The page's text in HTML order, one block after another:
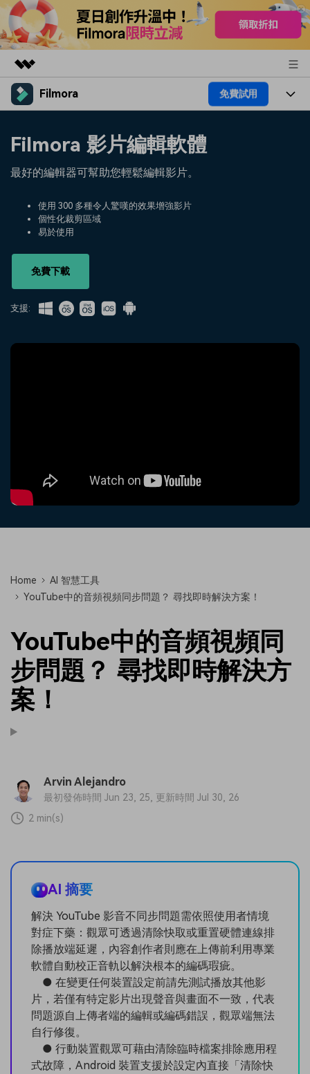
精選產品
實用工具
解決方案
商店
Filmora 免費試用
音訊
熱門人群
熱門方案
部落格
AI提示詞大全
收錄 100+ 熱門影片提示詞，快
幫助中心
我們隨時為您提供協助 如何用 Filmora 做出影響力
產品信息
立即購買 登入
Filmora 影片編輯軟體
最好的編輯器可幫助您輕鬆編輯影片。
使用 300 多種令人驚嘆的效果增強影片
個性化裁剪區域
易於使用
免費下載
支援:
Home
AI 智慧工具
YouTube中的音頻視頻同步問題？ 尋找即時解決方案！
YouTube中的音頻視頻同
步問題？ 尋找即時解決方
案！
Arvin Alejandro
最初發佈時間 Jun 23, 25, 更新時間 Jul 30, 26
2 min(s)
AI 摘要
解決 YouTube 影音不同步問題需依照使用者情境
對症下藥：觀眾可透過清除快取或重置硬體連線排
除播放端延遲，內容創作者則應在上傳前利用專業
軟體自動校正音軌以解決根本的編碼瑕疵。
● 在變更任何裝置設定前請先測試播放其他影
片，若僅有特定影片出現聲音與畫面不一致，代表
問題源自上傳者端的編輯或編碼錯誤，觀眾端無法
自行修復。
● 行動裝置觀眾可藉由清除臨時檔案排除應用程
式故障，Android 裝置支援於設定內直接「清除快